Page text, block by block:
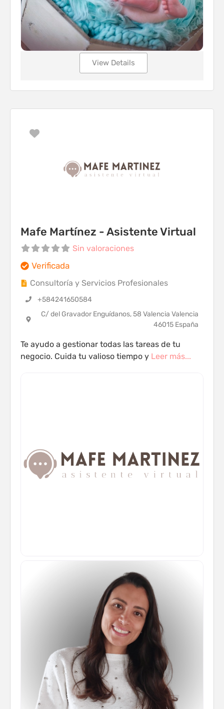
View Details
Favorito
Mafe Martínez - Asistente Virtual
Sin valoraciones
Verificada
Consultoría y Servicios Profesionales
+584241650584
C/ del Gravador Enguídanos, 58 Valencia Valencia
46015 España
Te ayudo a gestionar todas las tareas de tu
negocio. Cuida tu valioso tiempo y Leer más...